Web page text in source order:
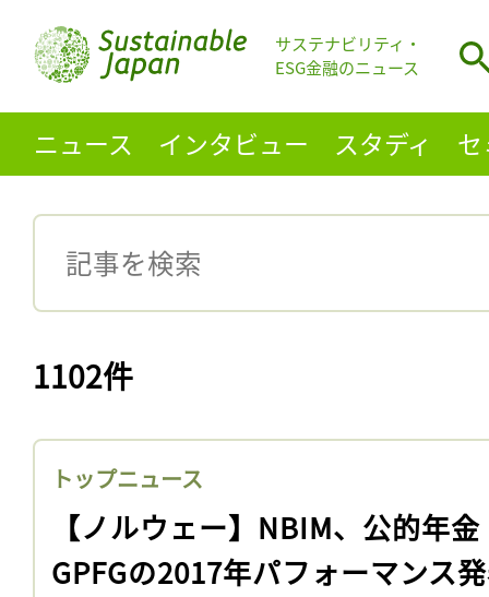
サステナビリティ・
ESG金融のニュース
ニュース インタビュー スタディ
1102件
トップニュース
【ノルウェー】NBIM、公的年金
GPFGの2017年パフォーマンス